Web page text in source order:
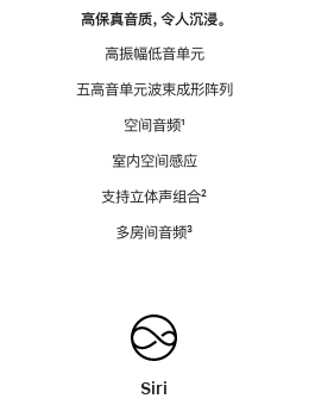
高保真音质，令人沉浸。
高振幅低音单元
五高音单元波束成形阵列
空间音频脚
¹
室内空间感应
支持立体声组合脚
²
多房间音频脚
³
Siri